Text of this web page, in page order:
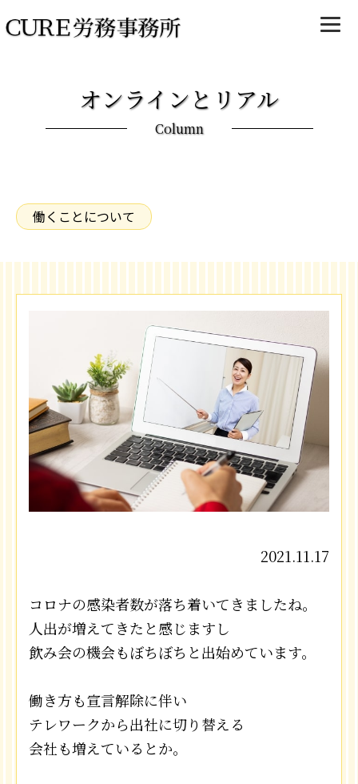
オンラインとリアル
Column
働くことについて
2021.11.17
コロナの感染者数が落ち着いてきましたね。
人出が増えてきたと感じますし
飲み会の機会もぼちぼちと出始めています。
働き方も宣言解除に伴い
テレワークから出社に切り替える
会社も増えているとか。